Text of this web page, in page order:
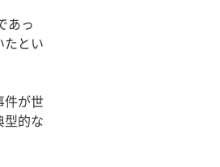
あっ
たとい
件が世
型的な